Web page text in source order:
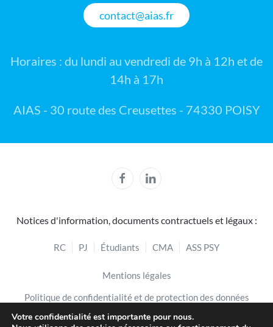
contact@aias.fr
Horaires : du lundi au vendredi de 9h à 12h et de
14h à 17h
AIAS - 30 route des Creusettes - 74330 POISY
Notices d'information, documents contractuels et légaux :
RC PJ Étudiants CMA ASS PSY
Mentions légales
Politique de confidentialité et de protection des données
Politique de cookies
Votre confidentialité est importante pour nous.